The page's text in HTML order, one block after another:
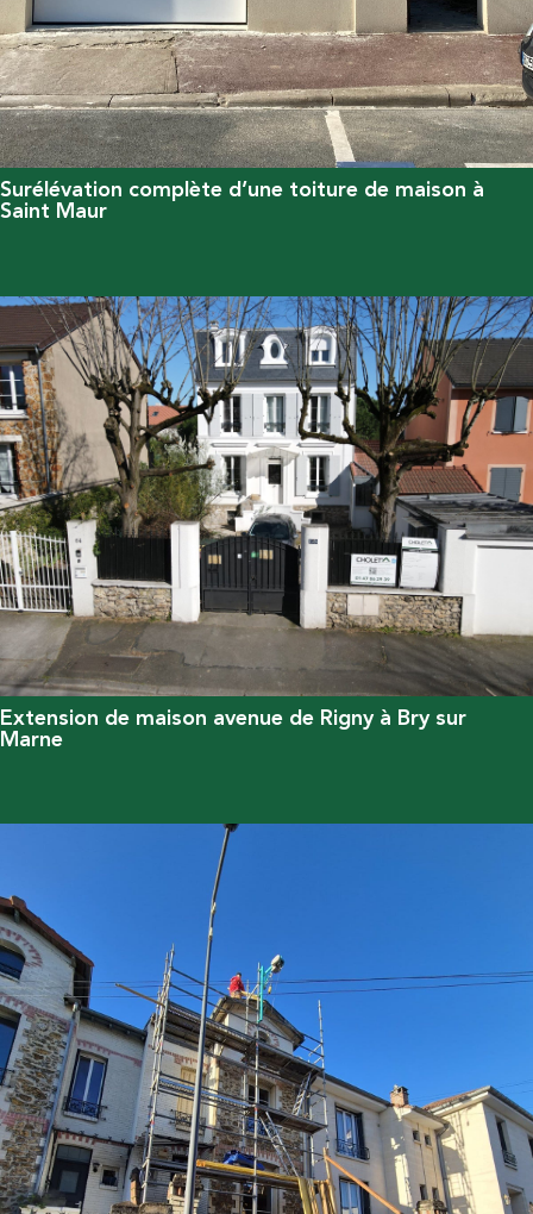
Surélévation complète d’une toiture de maison à
Saint Maur
Extension de maison avenue de Rigny à Bry sur
Marne